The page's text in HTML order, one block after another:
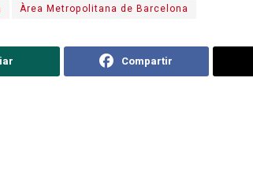
Àrea Metropolitana de Barcelona
Compartir